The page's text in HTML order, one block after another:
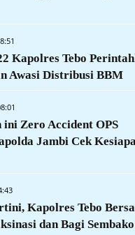
Kapolres Tebo
Awasi Distribusi BBM
ini Zero Accident OPS
Jambi Cek
Kapolres Tebo
dan Bagi Sembako